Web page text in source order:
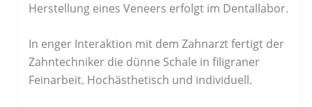
Herstellung eines Veneers erfolgt im Dentallabor.
In enger Interaktion mit dem Zahnarzt fertigt der
Zahntechniker die dünne Schale in filigraner
Feinarbeit. Hochästhetisch und individuell.